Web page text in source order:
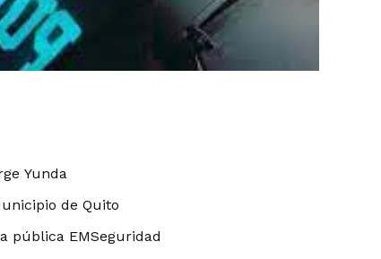
Yunda
de Quito
pública EMSeguridad